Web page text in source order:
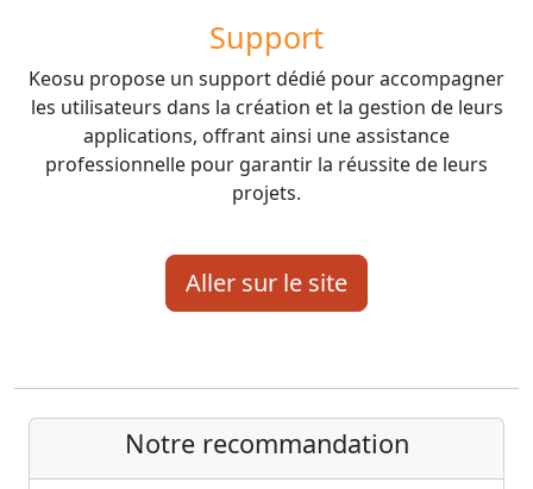
Support
Keosu propose un support dédié pour accompagner
les utilisateurs dans la création et la gestion de leurs
applications, offrant ainsi une assistance
professionnelle pour garantir la réussite de leurs
projets.
Aller sur le site
Notre recommandation